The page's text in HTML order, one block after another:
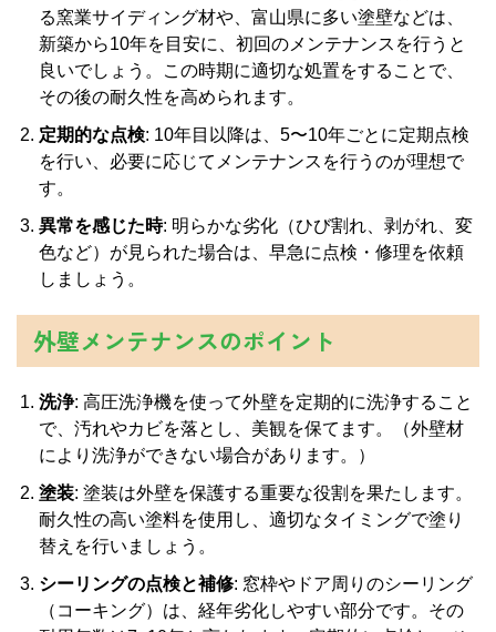
る窯業サイディング材や、富山県に多い塗壁などは、
新築から10年を目安に、初回のメンテナンスを行うと
良いでしょう。この時期に適切な処置をすることで、
その後の耐久性を高められます。
定期的な点検: 10年目以降は、5〜10年ごとに定期点検
を行い、必要に応じてメンテナンスを行うのが理想で
す。
異常を感じた時: 明らかな劣化（ひび割れ、剥がれ、変
色など）が見られた場合は、早急に点検・修理を依頼
しましょう。
外壁メンテナンスのポイント
洗浄: 高圧洗浄機を使って外壁を定期的に洗浄すること
で、汚れやカビを落とし、美観を保てます。（外壁材
により洗浄ができない場合があります。）
塗装: 塗装は外壁を保護する重要な役割を果たします。
耐久性の高い塗料を使用し、適切なタイミングで塗り
替えを行いましょう。
シーリングの点検と補修: 窓枠やドア周りのシーリング
（コーキング）は、経年劣化しやすい部分です。その